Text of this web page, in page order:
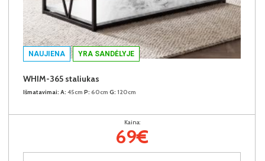
NAUJIENA YRA SANDĖLYJE
WHIM-365 staliukas
Išmatavimai: A: 45cm P: 60cm G: 120cm
Kaina:
69€